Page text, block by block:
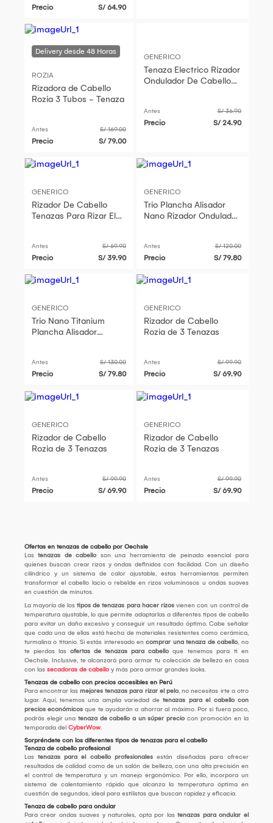
Precio S/ 64.90
ROZIA
Rizadora de Cabello
Rozia 3 Tubos - Tenaza
Antes S/ 169.00
Precio S/ 79.00
GENERICO
Tenaza Electrico Rizador
Ondulador De Cabello
Antes S/ 36.90
Precio S/ 24.90
GENERICO
Rizador De Cabello
Tenazas Para Rizar El
Ondas Tenaza Triple
Antes S/ 69.90
Precio S/ 39.90
GENERICO
Trio Plancha Alisador
Nano Rizador Ondulador
Antes S/ 120.00
Precio S/ 79.80
GENERICO
Trio Nano Titanium
Plancha Alisador
Antes S/ 130.00
Precio S/ 79.80
GENERICO
Rizador de Cabello
Rozia de 3 Tenazas
Antes S/ 99.90
Precio S/ 69.90
GENERICO
Rizador de Cabello
Rozia de 3 Tenazas
Antes S/ 99.90
Precio S/ 69.90
GENERICO
Rizador de Cabello
Rozia de 3 Tenazas
Antes S/ 99.90
Precio S/ 69.90
Ofertas en tenazas de cabello por Oechsle
Las tenazas de cabello son una herramienta de peinado esencial para
quienes buscan crear rizos y ondas definidos con facilidad. Con un diseño
cilíndrico y un sistema de calor ajustable, estas herramientas permiten
transformar el cabello lacio o rebelde en rizos voluminosos u ondas suaves
en cuestión de minutos.
La mayoría de los tipos de tenazas para hacer rizos vienen con un control de
temperatura ajustable, lo que permite adaptarlas a diferentes tipos de cabello
para evitar un daño excesivo y conseguir un resultado óptimo. Cabe señalar
que cada una de ellas está hecha de materiales resistentes como cerámica,
turmalina o titanio. Si estás interesado en comprar una tenaza de cabello, no
te pierdas las ofertas de tenazas para cabello que tenemos para ti en
Oechsle. Inclusive, te alcanzará para armar tu colección de belleza en casa
con las secadoras de cabello y más para armar grandes looks.
Tenazas de cabello con precios accesibles en Perú
Para encontrar las mejores tenazas para rizar el pelo, no necesitas irte a otro
lugar. Aquí, tenemos una amplia variedad de tenazas para el cabello con
precios económicos que te ayudarán a ahorrar al máximo. Por si fuera poco,
podrás elegir una tenaza de cabello a un súper precio con promoción en la
temporada del CyberWow.
Sorpréndete con los diferentes tipos de tenazas para el cabello
Tenaza de cabello profesional
Las tenazas para el cabello profesionales están diseñadas para ofrecer
resultados de calidad como de un salón de belleza, con una alta precisión en
el control de temperatura y un manejo ergonómico. Por ello, incorpora un
sistema de calentamiento rápido que alcanza la temperatura óptima en
cuestión de segundos, ideal para estilistas que buscan rapidez y eficacia.
Tenaza de cabello para ondular
Para crear ondas suaves y naturales, opta por las tenazas para ondular el